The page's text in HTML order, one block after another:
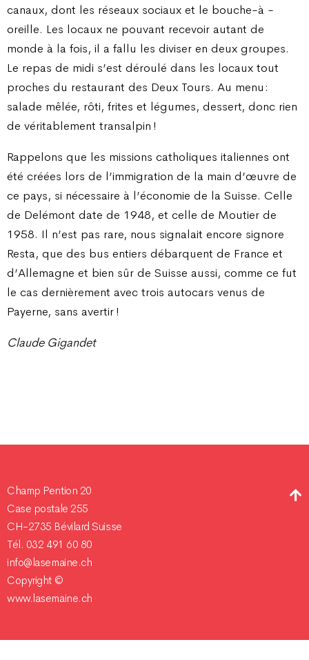
canaux, dont les réseaux sociaux et le bouche-à -
oreille. Les locaux ne pouvant recevoir autant de
monde à la fois, il a fallu les diviser en deux groupes.
Le repas de midi s’est déroulé dans les locaux tout
proches du restaurant des Deux Tours. Au menu :
salade mêlée, rôti, frites et légumes, dessert, donc rien
de véritablement transalpin !
Rappelons que les missions catholiques italiennes ont
été créées lors de l’immigration de la main d’œuvre de
ce pays, si nécessaire à l’économie de la Suisse. Celle
de Delémont date de 1948, et celle de Moutier de
1958. Il n’est pas rare, nous signalait encore signore
Resta, que des bus entiers débarquent de France et
d’Allemagne et bien sûr de Suisse aussi, comme ce fut
le cas dernièrement avec trois autocars venus de
Payerne, sans avertir !
Claude Gigandet
Champ Pention 20
Case postale 255
CH-2735 Bévilard Suisse
Tél. 032 491 60 80
info@lasemaine.ch
Copyright ©
www.lasemaine.ch